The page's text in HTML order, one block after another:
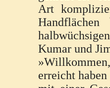
Art
Kumar und
erreicht